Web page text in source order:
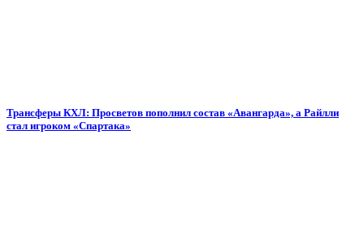
Трансферы КХЛ: Просветов пополнил состав «Авангарда», а Райлли
стал игроком «Спартака»